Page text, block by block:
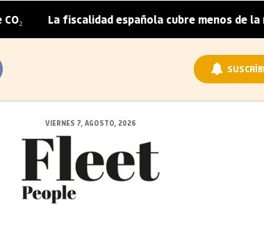
| La fiscalidad española cubre menos de la
VIERNES 7, AGOSTO, 2026